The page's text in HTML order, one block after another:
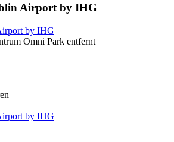
Airport by IHG
by IHG
Omni Park entfernt
by IHG